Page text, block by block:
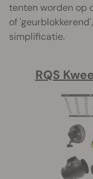
tenten worden op
of
simplificatie.
RQS